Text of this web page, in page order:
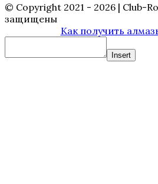
© Copyright 2021 - 2026 | Club-
защищены
Как получить
Insert